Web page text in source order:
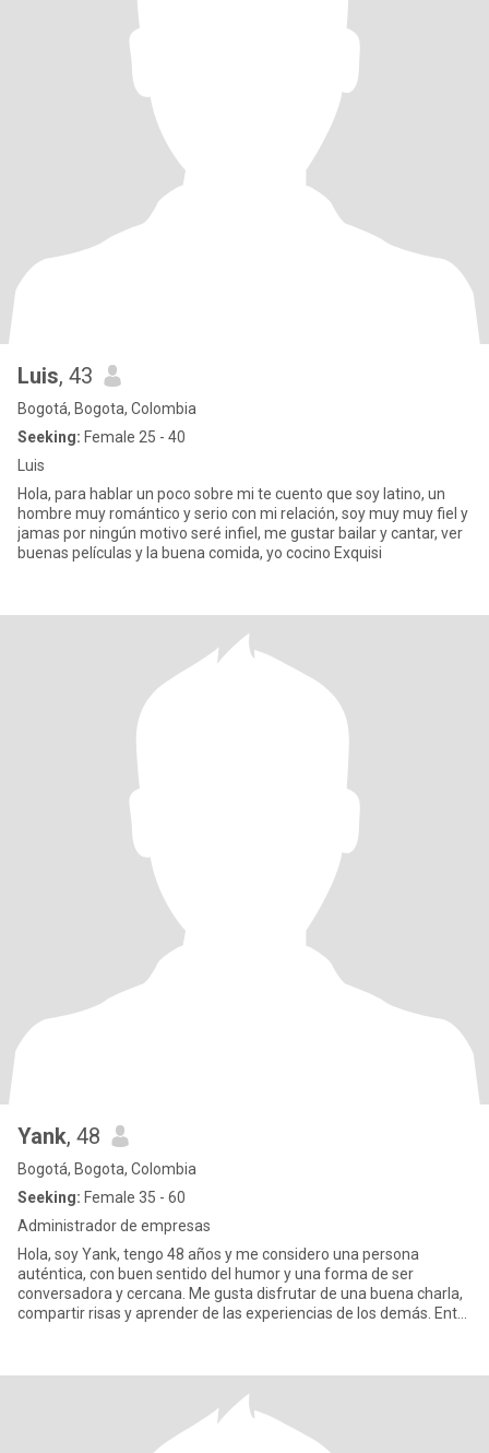
Luis, 43
Bogotá, Bogota, Colombia
Seeking: Female 25 - 40
Luis
Hola, para hablar un poco sobre mi te cuento que soy latino, un
hombre muy romántico y serio con mi relación, soy muy muy fiel y
jamas por ningún motivo seré infiel, me gustar bailar y cantar, ver
buenas películas y la buena comida, yo cocino Exquisi
Yank, 48
Bogotá, Bogota, Colombia
Seeking: Female 35 - 60
Administrador de empresas
Hola, soy Yank, tengo 48 años y me considero una persona
auténtica, con buen sentido del humor y una forma de ser
conversadora y cercana. Me gusta disfrutar de una buena charla,
compartir risas y aprender de las experiencias de los demás. Entre